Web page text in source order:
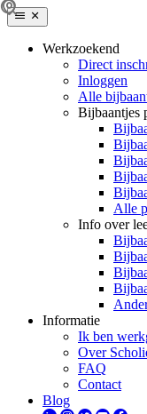
Werkzoekend
Direct
Inloggen
Alle
Bijbaantjes
Alle
Info over
Informatie
Ik ben
Over
FAQ
Contact
Blog